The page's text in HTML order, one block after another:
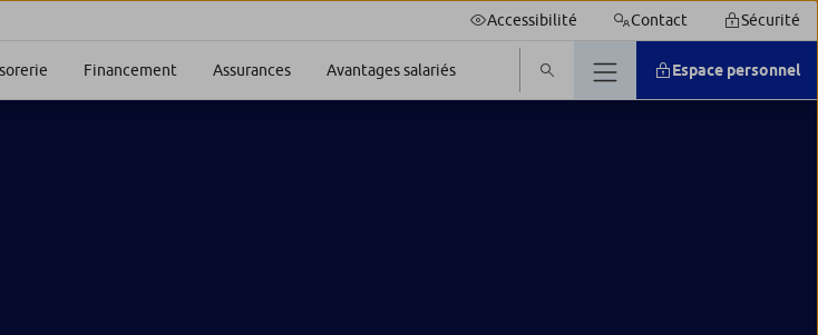
Accessibilité Contact Sécurité
Financement Assurances Avantages salariés Espace personnel